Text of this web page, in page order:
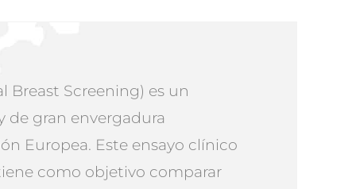
Breast Screening) es un
de gran envergadura
Europea. Este ensayo clínico
como objetivo comparar